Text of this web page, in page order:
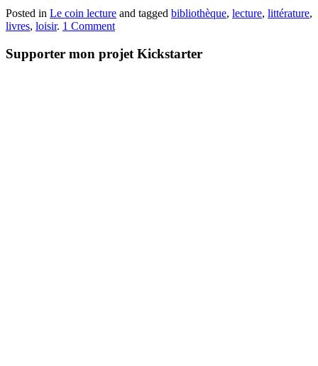
Posted in Le coin lecture and tagged bibliothèque, lecture, littérature,
livres, loisir. 1 Comment
Supporter mon projet Kickstarter